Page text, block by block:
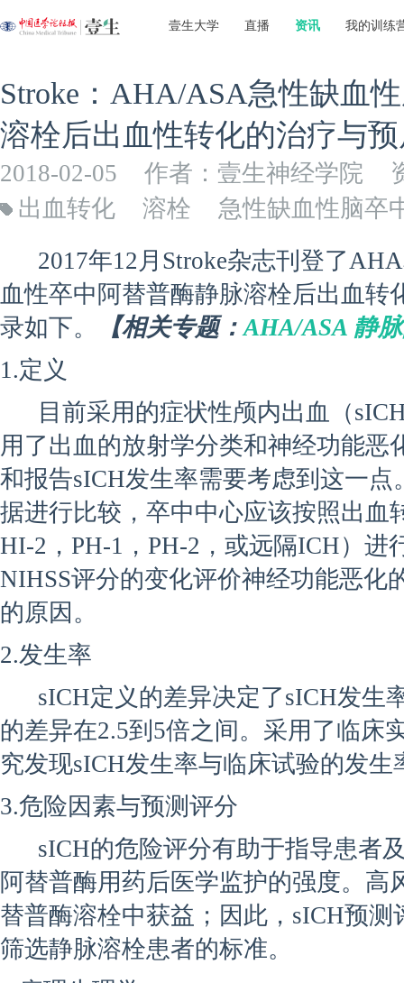
壹生大学 直播 资讯 我的训练
Stroke：AHA/ASA急性缺血
溶栓后出血性转化的治疗与
2018-02-05 作者：壹生神经学院
出血转化
溶栓
急性缺血性脑卒
2017年12月Stroke杂志刊登了
血性卒中阿替普酶静脉溶栓后出血转
录如下。
【相关专题：AHA/ASA 静
1.定义
目前采用的症状性颅内出血（
用了出血的放射学分类和神经功能恶
和报告sICH发生率需要考虑到这一
据进行比较，卒中中心应该按照出血
HI-2，PH-1，PH-2，或远隔ICH）进
NIHSS评分的变化评价神经功能恶化
的原因。
2.发生率
sICH定义的差异决定了sICH发生
的差异在2.5到5倍之间。采用了临床
究发现sICH发生率与临床试验的发生
3.危险因素与预测评分
sICH的危险评分有助于指导患者
阿替普酶用药后医学监护的强度。高
替普酶溶栓中获益；因此，sICH预
筛选静脉溶栓患者的标准。